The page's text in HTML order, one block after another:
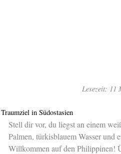
Lesezeit: 11
Traumziel in Südostasien
Stell dir vor, du liegst an einem
Palmen, türkisblauem Wasser und
Willkommen auf den Philippinen!